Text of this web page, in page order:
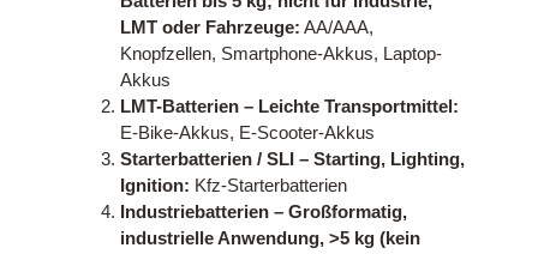
LMT oder Fahrzeuge: AA/AAA,
Knopfzellen, Smartphone-Akkus, Laptop-
Akkus
LMT-Batterien – Leichte Transportmittel:
E-Bike-Akkus, E-Scooter-Akkus
Starterbatterien / SLI – Starting, Lighting,
Ignition: Kfz-Starterbatterien
Industriebatterien – Großformatig,
industrielle Anwendung, >5 kg (kein